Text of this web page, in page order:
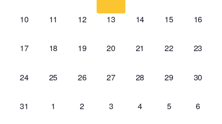
0
10
0
11
0
12
0
13
0
14
0
15
0
16
0
17
0
18
0
19
0
20
0
21
0
22
0
23
0
24
0
25
0
26
0
27
0
28
0
29
0
30
0
31
0
1
0
2
0
3
0
4
0
5
0
6